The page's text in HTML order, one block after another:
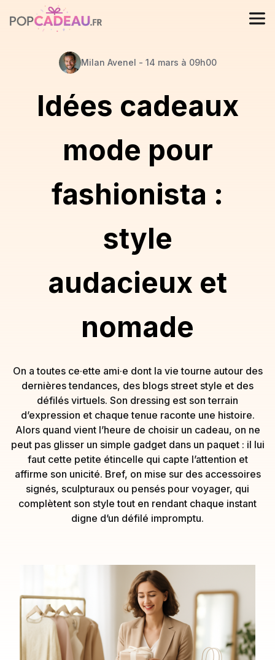
Milan Avenel - 14 mars à 09h00
Idées cadeaux
mode pour
fashionista :
style
audacieux et
nomade
On a toutes ce·ette ami·e dont la vie tourne autour des
dernières tendances, des blogs street style et des
défilés virtuels. Son dressing est son terrain
d’expression et chaque tenue raconte une histoire.
Alors quand vient l’heure de choisir un cadeau, on ne
peut pas glisser un simple gadget dans un paquet : il lui
faut cette petite étincelle qui capte l’attention et
affirme son unicité. Bref, on mise sur des accessoires
signés, sculpturaux ou pensés pour voyager, qui
complètent son style tout en rendant chaque instant
digne d’un défilé impromptu.